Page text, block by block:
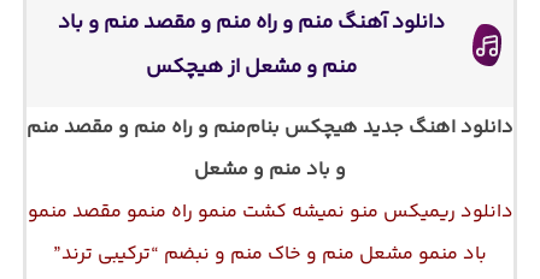
دانلود آهنگ منم و راه منم و مقصد منم و باد
منم و مشعل از هیچکس
دانلود اهنگ جدید هیچکس بناممنم و راه منم و مقصد منم
و باد منم و مشعل
دانلود ریمیکس منو نمیشه کشت منمو راه منمو مقصد منمو
باد منمو مشعل منم و خاک منم و نبضم “ترکیبی ترند”